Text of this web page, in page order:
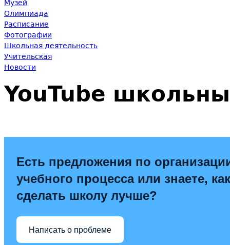
Музей
Олимпиада
Расписание
Фотографии
Школьная деятельность
Учительская
Новости
YouTube
Есть предложения по
учебного процесса или знаете, как
сделать школу лучше?
Написать о проблеме